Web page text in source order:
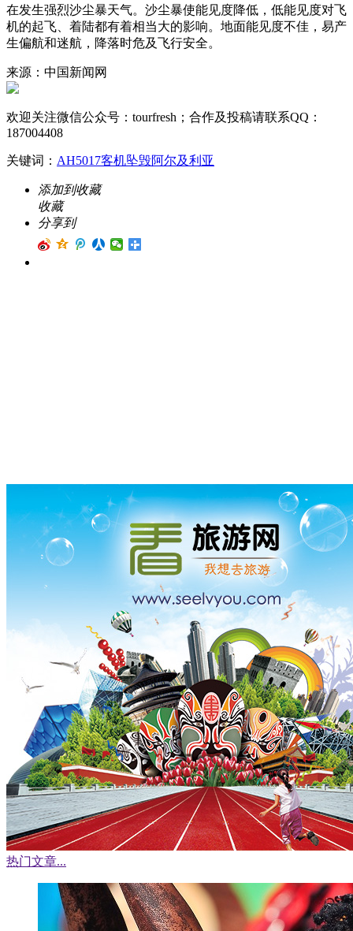
在发生强烈沙尘暴天气。沙尘暴使能见度降低，低能见度对飞
机的起飞、着陆都有着相当大的影响。地面能见度不佳，易产
生偏航和迷航，降落时危及飞行安全。
来源：中国新闻网
欢迎关注微信公众号： tourfresh ；合作及投稿请联系QQ：
187004408
关键词： AH5017客机坠毁阿尔及利亚
添加到收藏
收藏
分享到
热门文章...